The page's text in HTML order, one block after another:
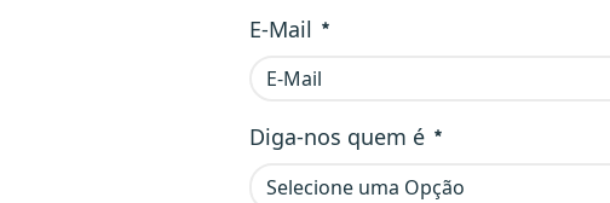
E-Mail
Diga-nos quem é
Selecione uma Opção